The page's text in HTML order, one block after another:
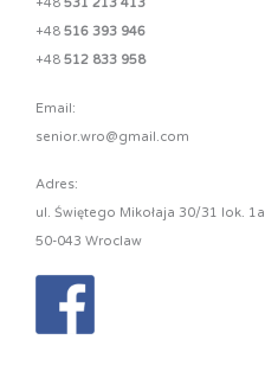
+48 531 213 413
+48 516 393 946
+48 512 833 958
Email:
senior.wro@gmail.com
Adres:
ul. Świętego Mikołaja 30/31 lok. 1a
50-043 Wroclaw